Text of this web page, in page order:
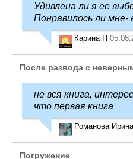
Удивлена ли я ее
Понравилось ли мне-
Карина П
После развода с
не вся книга,
что первая книга
Романова
Погружение